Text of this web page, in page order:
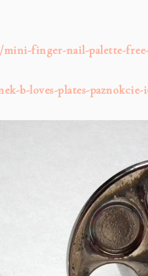
finger-nail-palette-
b-loves-plates-paznokcie-